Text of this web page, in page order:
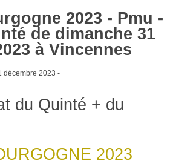
2023 - Pmu -
de dimanche 31
à Vincennes
décembre 2023 -
du Quinté + du
2023